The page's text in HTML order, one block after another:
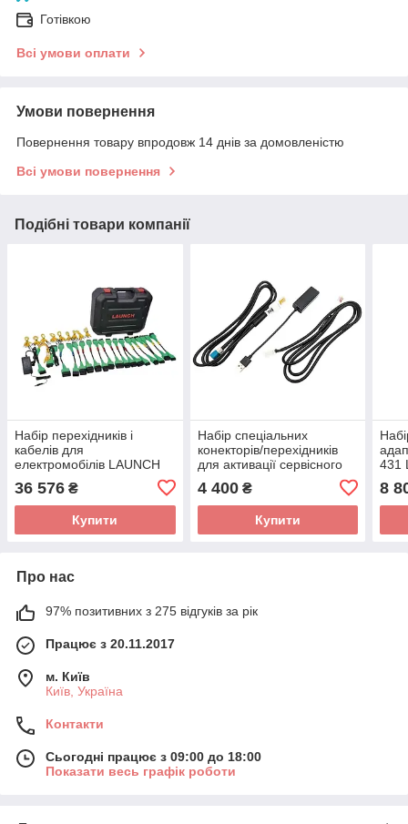
Готівкою
Всі умови оплати
Умови повернення
Повернення товару впродовж 14 днів за домовленістю
Всі умови повернення
Подібні товари компанії
Набір перехідників і
кабелів для
електромобілів LAUNCH
36 576 ₴
Купити
Набір спеціальних
конекторів/перехідників
для активації сервісного
TESLA LAUNCH
4 400₴
Купити
431
8
Про нас
97% позитивних з 275 відгуків за рік
Працює з 20.11.2017
м. Київ
Київ, Україна
Контакти
Сьогодні працює з 09:00 до 18:00
Показати весь графік роботи